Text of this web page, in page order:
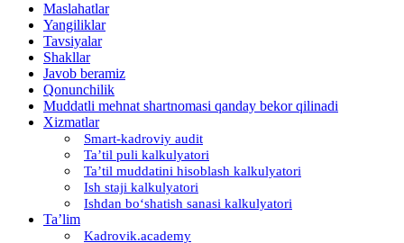
Maslahatlar
Yangiliklar
Tavsiyalar
Shakllar
Javob beramiz
Qonunchilik
Muddatli mehnat shartnomasi qanday bekor qilinadi
Xizmatlar
Smart-kadroviy audit
Ta’til puli kalkulyatori
Ta’til muddatini hisoblash kalkulyatori
Ish staji kalkulyatori
Ishdan boʻshatish sanasi kalkulyatori
Ta’lim
Kadrovik.academy